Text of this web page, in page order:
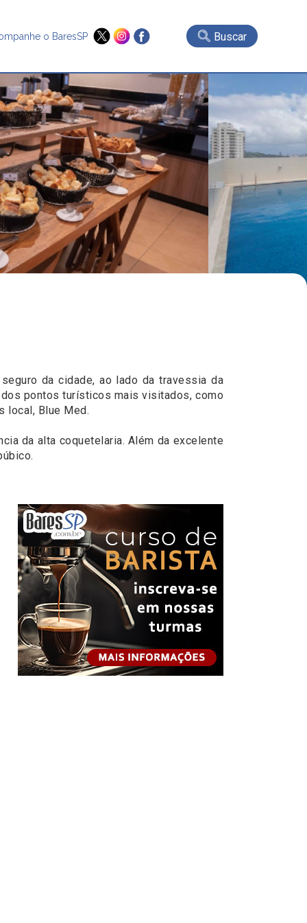
o BaresSP Buscar
da cidade, ao lado da travessia da
dos pontos turísticos mais visitados, como
local, Blue Med.
da alta coquetelaria. Além da excelente